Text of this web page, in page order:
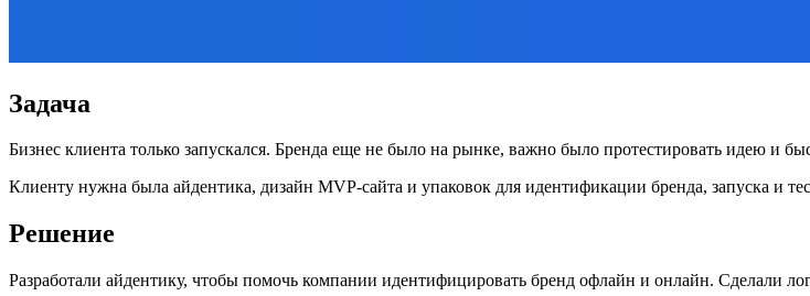
Задача
Бизнес клиента только запускался. Бренда еще не было на рынке, важно было протестировать идею и
Клиенту нужна была айдентика, дизайн MVP-сайта и упаковок для идентификации бренда, запуска и
Решение
Разработали айдентику, чтобы помочь компании идентифицировать бренд офлайн и онлайн. Сделали